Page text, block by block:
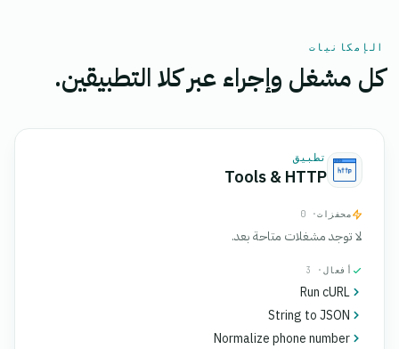
الإمكانيات
كل مشغل وإجراء عبر كلا التطبيقين.
تطبيق
Tools & HTTP
محفزات· 0
لا توجد مشغلات متاحة بعد.
أفعال · 3
Run cURL
String to JSON
Normalize phone number